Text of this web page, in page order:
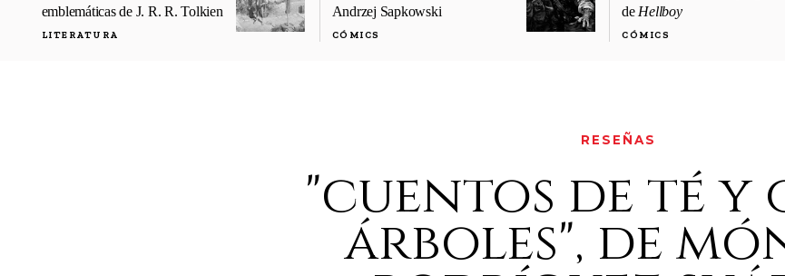
emblemáticas de J. R. R. Tolkien
LITERATURA
Andrzej Sapkowski
CÓMICS
de Hellboy
CÓMICS
RESEÑAS
"cuentos de té y
árboles", de